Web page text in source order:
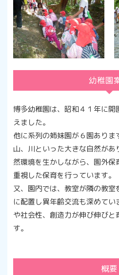
幼稚園
博多幼稚園は、昭和４１年に
えました。
他に系列の姉妹園が６園あり
山、川といった大きな自然が
然環境を生かしながら、園外保
重視した保育を行っています。
又、園内では、教室が隣の教
に配置し異年齢交流も深めて
や社会性、創造力が伸び伸びと
す。
概要